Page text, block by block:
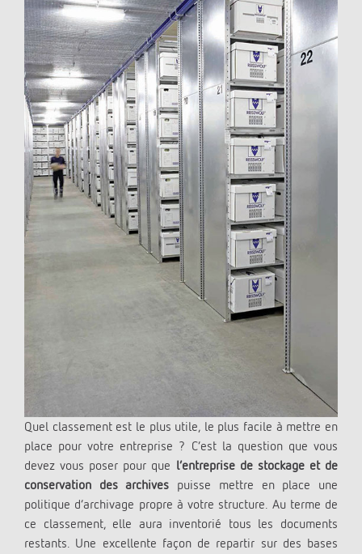
Quel classement est le plus utile, le plus facile à mettre en
place pour votre entreprise ? C’est la question que vous
devez vous poser pour que l’entreprise de stockage et de
conservation des archives puisse mettre en place une
politique d’archivage propre à votre structure. Au terme de
ce classement, elle aura inventorié tous les documents
restants. Une excellente façon de repartir sur des bases